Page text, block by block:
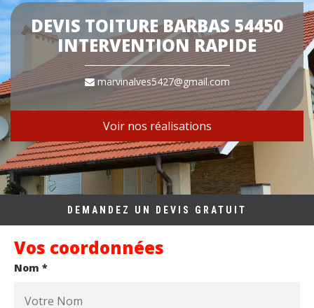
DEVIS TOITURE BARBAS 54450
INTERVENTION RAPIDE
marvinalves5427@gmail.com
Voir nos réalisations
DEMANDEZ UN DEVIS GRATUIT
Vos coordonnées
Nom *